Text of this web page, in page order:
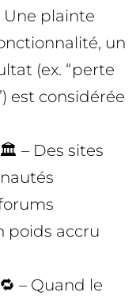
Une plainte
un
(ex. “perte
est considérée
– Des sites
poids accru
– Quand le